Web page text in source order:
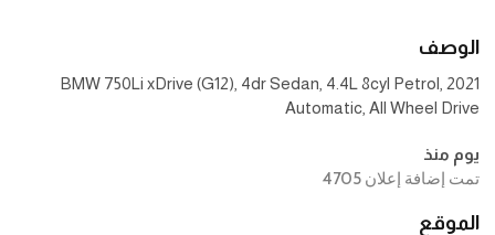
الوصف
2021 BMW 750Li xDrive (G12), 4dr Sedan, 4.4L 8cyl Petrol,
Automatic, All Wheel Drive
يوم منذ
تمت إضافة إعلان 4705
الموقع